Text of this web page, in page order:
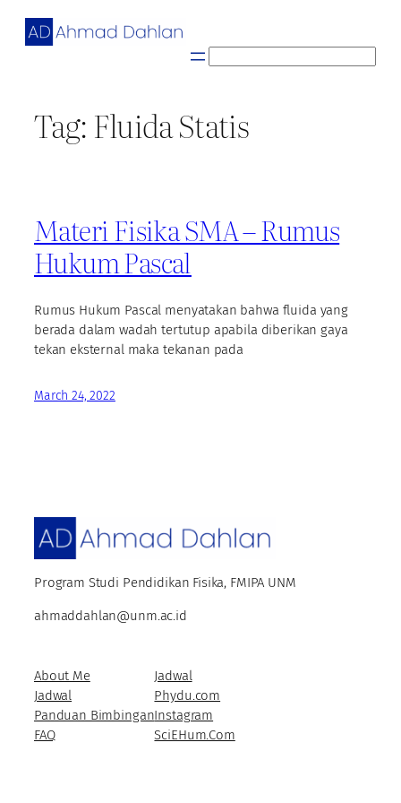
Skip
c
Tag: Fluida Statis
Materi Fisika SMA – Rumus
Hukum Pascal
Rumus Hukum Pascal menyatakan bahwa fluida yang
berada dalam wadah tertutup apabila diberikan gaya
tekan eksternal maka tekanan pada
March 24, 2022
Program Studi Pendidikan Fisika, FMIPA UNM
ahmaddahlan@unm.ac.id
About Me
Jadwal
Panduan Bimbingan
FAQ
Jadwal
Phydu.com
Instagram
SciEHum.Com